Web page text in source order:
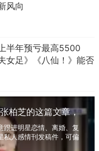
风向
半年预亏最高5500
女足》《八仙！》能否
柏芝的这篇文章，
跟进明星恋情、离婚、复
私人感情刊发稿件，可偏
懂的人明...